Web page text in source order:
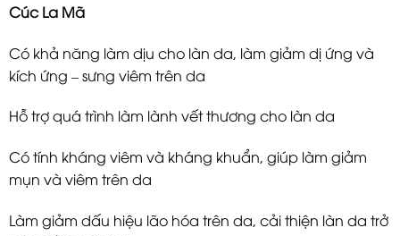
Cúc La Mã
Có khả năng làm dịu cho làn da, làm giảm dị ứng và
kích ứng – sưng viêm trên da
Hỗ trợ quá trình làm lành vết thương cho làn da
Có tính kháng viêm và kháng khuẩn, giúp làm giảm
mụn và viêm trên da
Làm giảm dấu hiệu lão hóa trên da, cải thiện làn da trở